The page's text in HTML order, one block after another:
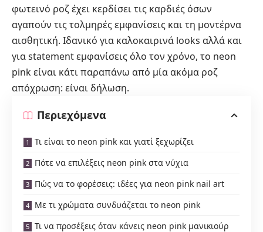
φωτεινό ροζ έχει κερδίσει τις καρδιές όσων
αγαπούν τις τολμηρές εμφανίσεις και τη μοντέρνα
αισθητική. Ιδανικό για καλοκαιρινά looks αλλά και
για statement εμφανίσεις όλο τον χρόνο, το neon
pink είναι κάτι παραπάνω από μία ακόμα ροζ
απόχρωση: είναι δήλωση.
Περιεχόμενα
Τι είναι το neon pink και γιατί ξεχωρίζει
Πότε να επιλέξεις neon pink στα νύχια
Πώς να το φορέσεις: ιδέες για neon pink nail art
Με τι χρώματα συνδυάζεται το neon pink
Τι να προσέξεις όταν κάνεις neon pink μανικιούρ